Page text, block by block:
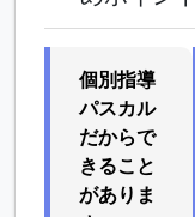
個別指導
パスカル
だからで
きること
がありま